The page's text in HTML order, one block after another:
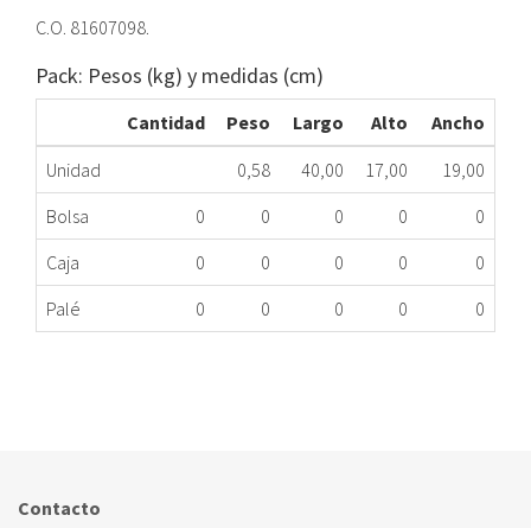
C.O. 81607098.
Pack: Pesos (kg) y medidas (cm)
Cantidad Peso Largo Alto
Ancho
Unidad
0,58 40,00 17,00
19,00
Bolsa
0 0 0 0
0
Caja
0 0 0 0
0
Palé
0 0 0 0 0
Contacto